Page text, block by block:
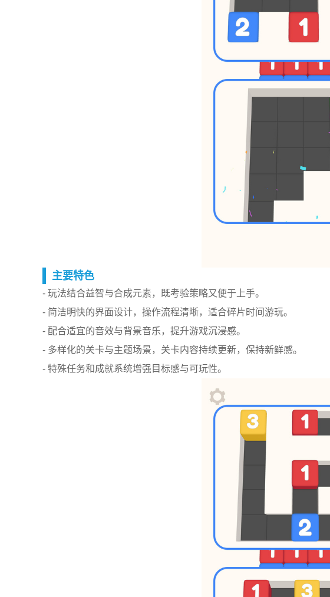
主要特色
- 玩法结合益智与合成元素，既考验策略又便于上手。
- 简洁明快的界面设计，操作流程清晰，适合碎片时间游玩。
- 配合适宜的音效与背景音乐，提升游戏沉浸感。
- 多样化的关卡与主题场景，关卡内容持续更新，保持新鲜感。
- 特殊任务和成就系统增强目标感与可玩性。